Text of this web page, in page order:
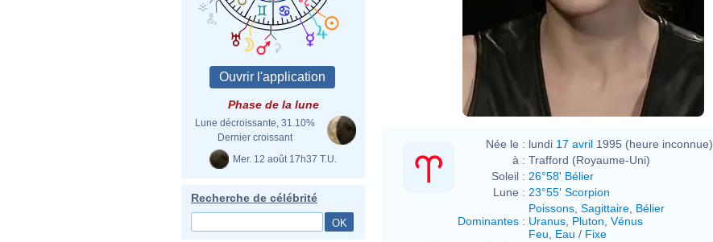
Phase de la lune
Lune décroissante, 31.10%
Dernier croissant
Mer. 12 août 17h37 T.U.
Recherche de célébrité
Fair Play, Phoebe Dynevor,
Alden Ehrenreich, Who pays on dates, say hard
thing, needing a hot shower
Née le : lundi 17 avril 1995 (heure inconnue)
à : Trafford (Royaume-Uni)
Soleil : 26°58' Bélier
Lune : 23°55' Scorpion
Dominantes :
Poissons Sagittaire Bélier
Uranus Pluton Vénus
Feu
Eau / Fixe